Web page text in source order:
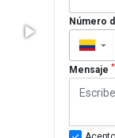
Número
▼
Mensaje *